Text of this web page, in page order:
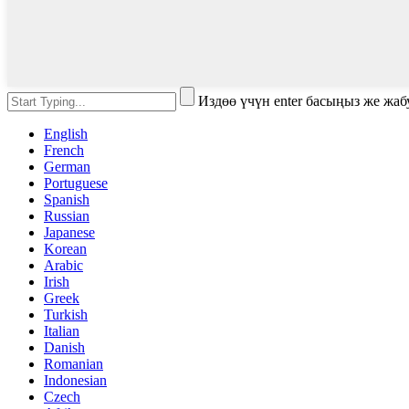
Издөө үчүн enter басыңыз же
English
French
German
Portuguese
Spanish
Russian
Japanese
Korean
Arabic
Irish
Greek
Turkish
Italian
Danish
Romanian
Indonesian
Czech